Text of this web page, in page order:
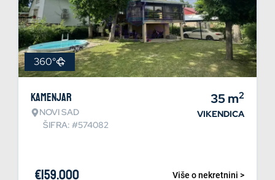
360°
Kamenjar
NOVI SAD
ŠIFRA: #574082
35m2
VIKENDICA
Više o nekretnini >
€159.000